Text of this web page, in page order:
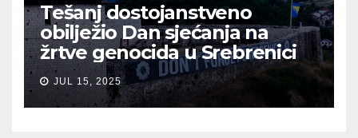
Tešanj dostojanstveno
obilježio Dan sjećanja na
žrtve genocida u Srebrenici
JUL 15, 2025